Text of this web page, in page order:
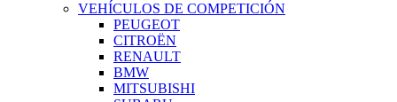
VEHÍCULOS DE COMPETICIÓN
PEUGEOT
CITROËN
RENAULT
BMW
MITSUBISHI